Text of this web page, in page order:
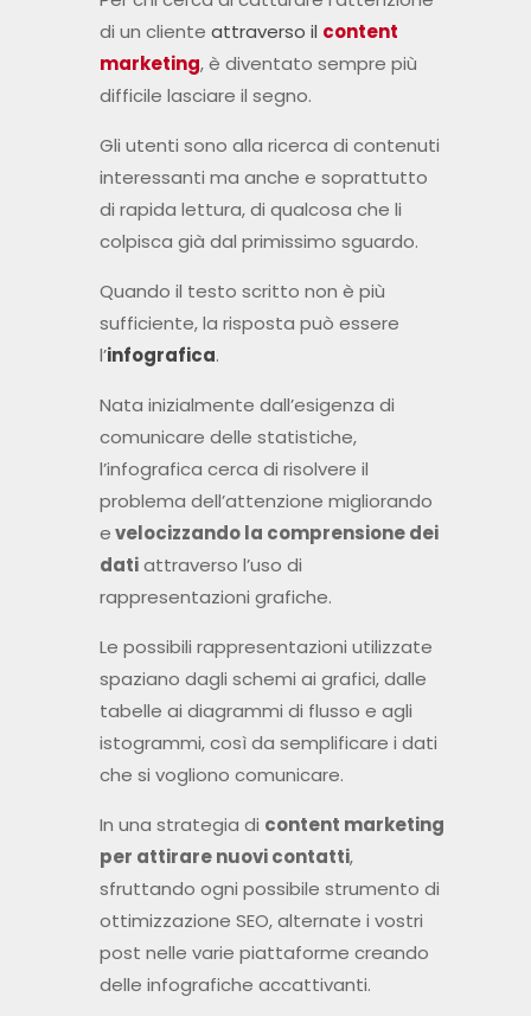
di un cliente attraverso il content
marketing, è diventato sempre più
difficile lasciare il segno.
Gli utenti sono alla ricerca di contenuti
interessanti ma anche e soprattutto
di rapida lettura, di qualcosa che li
colpisca già dal primissimo sguardo.
Quando il testo scritto non è più
sufficiente, la risposta può essere
l’infografica.
Nata inizialmente dall’esigenza di
comunicare delle statistiche,
l’infografica cerca di risolvere il
problema dell’attenzione migliorando
evelocizzando la comprensione dei
datiattraverso l’uso di
rappresentazioni grafiche.
Le possibili rappresentazioni utilizzate
spaziano dagli schemi ai grafici, dalle
tabelle ai diagrammi di flusso e agli
istogrammi, così da semplificare i dati
che si vogliono comunicare.
In una strategia di content marketing
per attirare nuovi contatti,
sfruttando ogni possibile strumento di
ottimizzazione SEO, alternate i vostri
post nelle varie piattaforme creando
delle infografiche accattivanti.